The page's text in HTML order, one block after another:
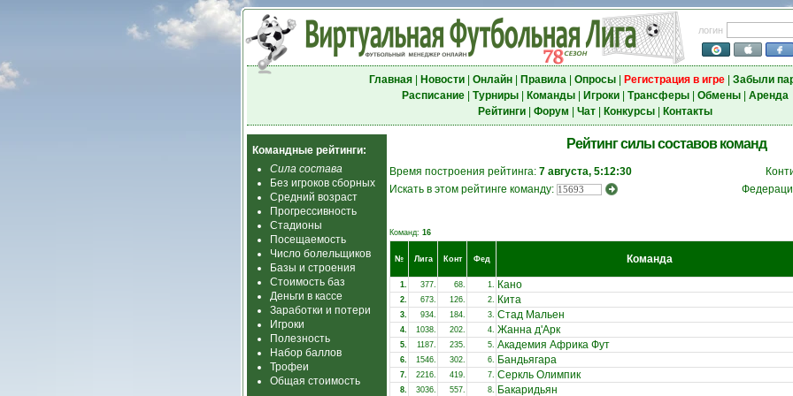
логин
Главная| Новости| Онлайн| Правила| Опросы| Регистрация в игре| Забыли
Расписание| Турниры| Команды| Игроки| Трансферы| Обмены| Аренда
Рейтинги| Форум Чат| Конкурсы| Контакты
Командные рейтинги:
Сила состава
Без игроков сборных
Средний возраст
Прогрессивность
Стадионы
Посещаемость
Число болельщиков
Базы и строения
Стоимость баз
Деньги в кассе
Заработки и потери
Игроки
Полезность
Набор баллов
Трофеи
Общая стоимость
Рейтинг силы составов команд
Время построения рейтинга: 7 августа, 5:12:30
Искать в этом рейтинге команду:
Команд: 16
№ Лига Конт Фед Команда
1. 377. 68. 1. Кано
2. 673. 126. 2. Кита
3. 934. 184. 3. Стад Мальен
4. 1038. 202. 4. Жанна д'Арк
5. 1187. 235. 5. Академия Африка Фут
6. 1546. 302. 6. Бандьягара
7. 2216. 419. 7. Серкль Олимпик
8. 3036. 557. 8. Бакаридьян